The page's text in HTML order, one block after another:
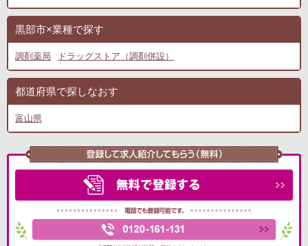
黒部市×業種で探す
調剤薬局 ドラッグストア（調剤併設）
都道府県で探しなおす
富山県